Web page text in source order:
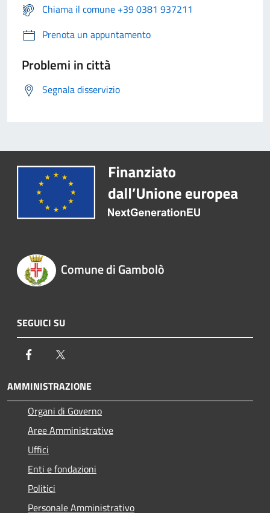
Chiama il comune +39 0381 937211
Prenota un appuntamento
Problemi in città
Segnala disservizio
Comune di Gambolò
SEGUICI SU
Facebook
AMMINISTRAZIONE
Organi di Governo
Aree Amministrative
Uffici
Enti e fondazioni
Politici
Personale Amministrativo